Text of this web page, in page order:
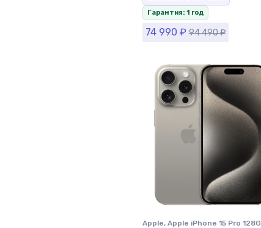
Гарантия: 1 год
74 990 ₽ 94 490₽
Apple, Apple iPhone 15 Pro